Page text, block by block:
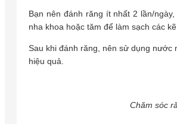
Bạn nên đánh răng ít nhất 2 lần/
nha khoa hoặc tăm để làm sạch các
Sau khi đánh răng, nên sử dụng nước
hiệu quả.
Chăm sóc